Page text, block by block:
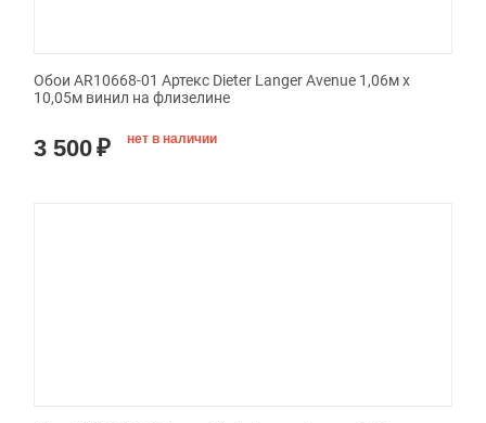
Обои AR10668-01 Артекс Dieter Langer Avenue 1,06м х
10,05м винил на флизелине
3 500₽ нет в наличии